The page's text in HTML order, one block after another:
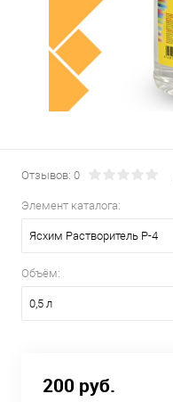
Отзывов: 0
Элемент каталога:
Ясхим Растворитель Р-4
Объём:
0,5 л
200 руб.